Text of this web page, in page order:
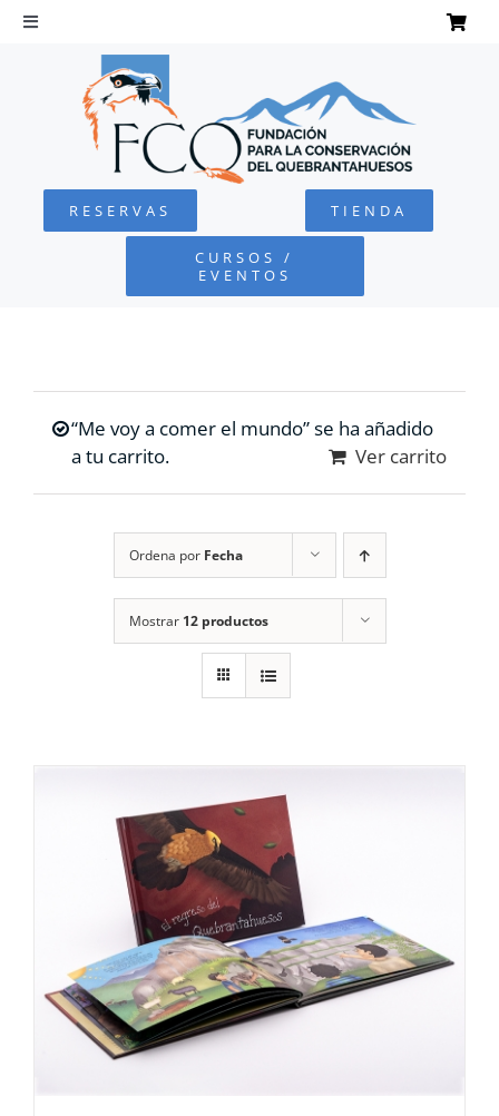
Saltar
Toggle
Navigation
QUEBRANTAHUESOS
FUNDACIÓN
RESERVAS TIENDA
CURSOS /
EVENTOS
“Me voy a comer el mundo” se ha añadido
a tu carrito.
Ver carrito
Ordena por Fecha
Mostrar 12 productos